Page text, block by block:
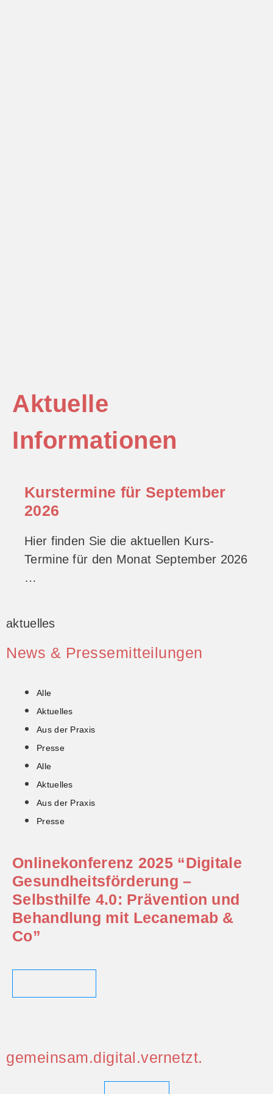
Aktuelle
Informationen
Kurstermine für September
2026
Hier finden Sie die aktuellen Kurs-
Termine für den Monat September 2026
…
aktuelles
News & Pressemitteilungen
Alle
Aktuelles
Aus der Praxis
Presse
Alle
Aktuelles
Aus der Praxis
Presse
Onlinekonferenz 2025 “Digitale
Gesundheitsförderung –
Selbsthilfe 4.0: Prävention und
Behandlung mit Lecanemab &
Co”
gemeinsam.digital.vernetzt.